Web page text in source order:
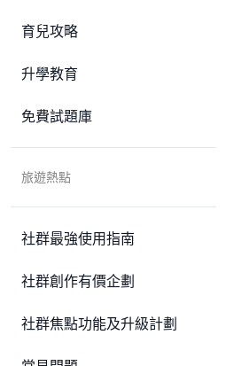
育兒攻略
升學教育
免費試題庫
旅遊熱點
社群最強使用指南
社群創作有價企劃
社群焦點功能及升級計劃